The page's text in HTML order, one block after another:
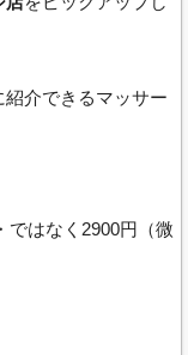
介できるマッサー
ではなく2900円（微